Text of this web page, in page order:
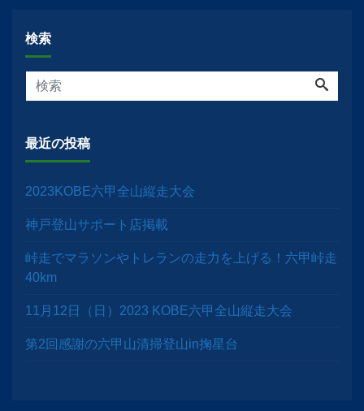
検索
最近の投稿
2023KOBE六甲全山縦走大会
神戸登山サポート店掲載
峠走でマラソンやトレランの走力を上げる！六甲峠走
40km
11月12日（日）2023 KOBE六甲全山縦走大会
第2回感謝の六甲山清掃登山in掬星台